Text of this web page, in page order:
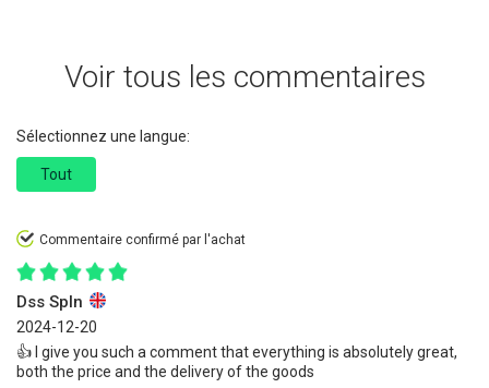
Voir tous les commentaires
Sélectionnez une langue:
Tout
Commentaire confirmé par l'achat
Dss Spln
2024-12-20
👍 I give you such a comment that everything is absolutely great,
both the price and the delivery of the goods